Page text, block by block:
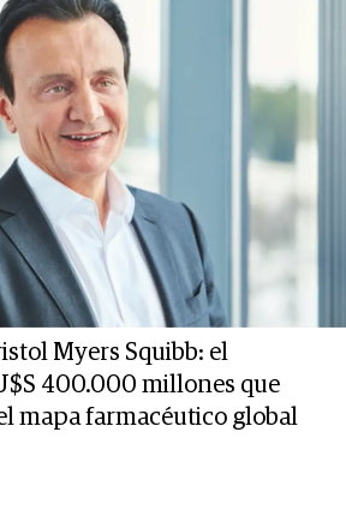
Myers Squibb: el
400.000 millones que
mapa farmacéutico global